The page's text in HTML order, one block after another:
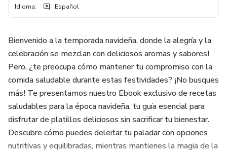
Idioma: Español
Bienvenido a la temporada navideña, donde la alegría y la
celebración se mezclan con deliciosos aromas y sabores!
Pero, ¿te preocupa cómo mantener tu compromiso con la
comida saludable durante estas festividades? ¡No busques
más! Te presentamos nuestro Ebook exclusivo de recetas
saludables para la época navideña, tu guía esencial para
disfrutar de platillos deliciosos sin sacrificar tu bienestar.
Descubre cómo puedes deleitar tu paladar con opciones
nutritivas y equilibradas, mientras mantienes la magia de la